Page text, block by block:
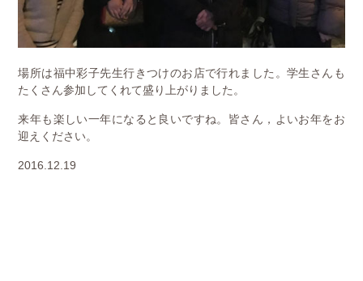
場所は福中彩子先生行きつけのお店で行れました。学生さんも
たくさん参加してくれて盛り上がりました。
来年も楽しい一年になると良いですね。皆さん，よいお年をお
迎えください。
2016.12.19